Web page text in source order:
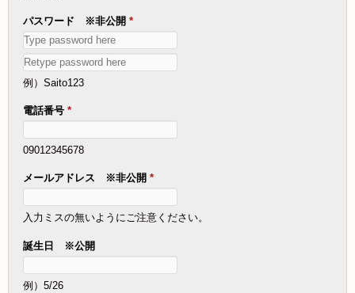
パスワード ※非公開 *
例）Saito123
電話番号 *
09012345678
メールアドレス ※非公開 *
入力ミスの無いようにご注意ください。
誕生日 ※公開
例）5/26